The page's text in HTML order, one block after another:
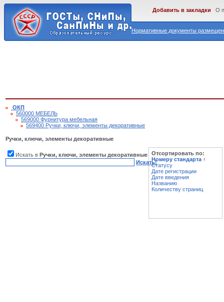
Нормативные документы
Добавить в закладки О
ОКП
560000 МЕБЕЛЬ
569000 Фурнитура мебельная
569400 Ручки, ключи, элементы декоративные
Ручки, ключи, элементы декоративные
Искать в Ручки, ключи, элементы декоративные
Искать!
Отсортировать по:
Номеру стандарта ↑
Статусу
Дате регистрации
Дате введения
Названию
Количеству страниц